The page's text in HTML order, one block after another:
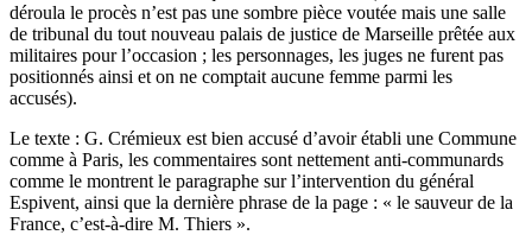
déroula le procès n’est pas une sombre pièce voutée mais une salle
de tribunal du tout nouveau palais de justice de Marseille prêtée aux
militaires pour l’occasion ; les personnages, les juges ne furent pas
positionnés ainsi et on ne comptait aucune femme parmi les
accusés).
Le texte : G. Crémieux est bien accusé d’avoir établi une Commune
comme à Paris, les commentaires sont nettement anti-communards
comme le montrent le paragraphe sur l’intervention du général
Espivent, ainsi que la dernière phrase de la page : « le sauveur de la
France, c’est-à-dire M. Thiers ».